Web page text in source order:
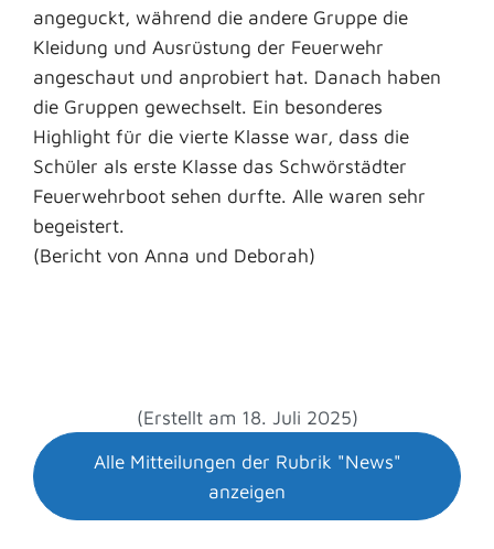
angeguckt, während die andere Gruppe die
Kleidung und Ausrüstung der Feuerwehr
angeschaut und anprobiert hat. Danach haben
die Gruppen gewechselt. Ein besonderes
Highlight für die vierte Klasse war, dass die
Schüler als erste Klasse das Schwörstädter
Feuerwehrboot sehen durfte. Alle waren sehr
begeistert.
(Bericht von Anna und Deborah)
(Erstellt am 18. Juli 2025)
Alle Mitteilungen der Rubrik "News"
anzeigen